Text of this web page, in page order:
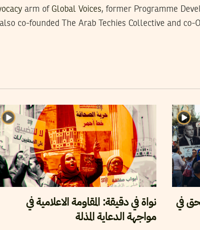
arm of Global Voices, former Programme
co-founded The Arab Techies Collective and co-
نواة في دقيقة: المقاومة الاعلامية في
مواجهة الدعاية المذلة
في